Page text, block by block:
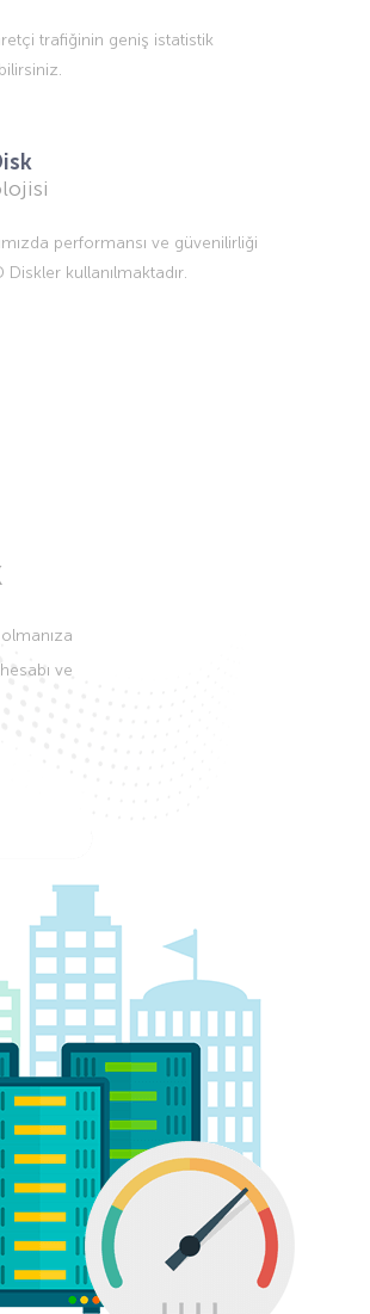
trafiğinin geniş istatistik
performansı ve güvenilirliği
Diskler kullanılmaktadır.
ve